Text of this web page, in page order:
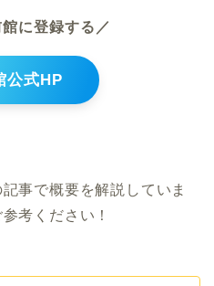
に登録する／
公式HP
事で概要を解説していま
考ください！